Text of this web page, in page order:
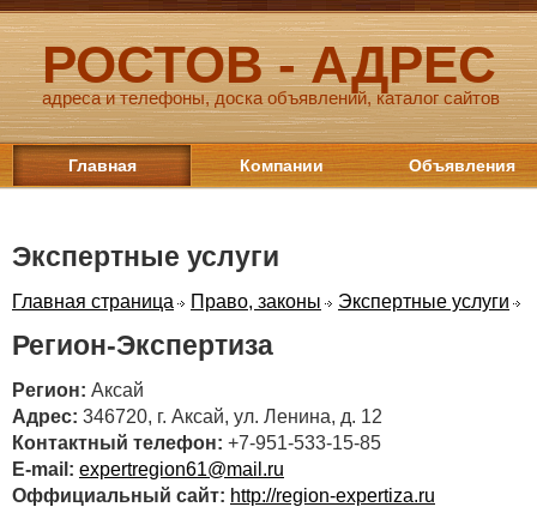
РОСТОВ - АДРЕС
адреса и телефоны, доска объявлений, каталог сайтов
Главная Компании Объявления
Экспертные услуги
Главная страница Право, законы Экспертные услуги
Регион-Экспертиза
Регион: Аксай
Адрес: 346720, г. Аксай, ул. Ленина, д. 12
Контактный телефон: +7-951-533-15-85
E-mail: expertregion61@mail.ru
Оффициальный сайт: http://region-expertiza.ru